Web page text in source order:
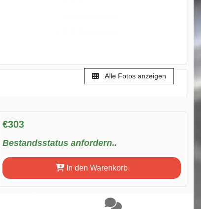
Alle Fotos anzeigen
€303
Bestandsstatus anfordern..
In den Warenkorb